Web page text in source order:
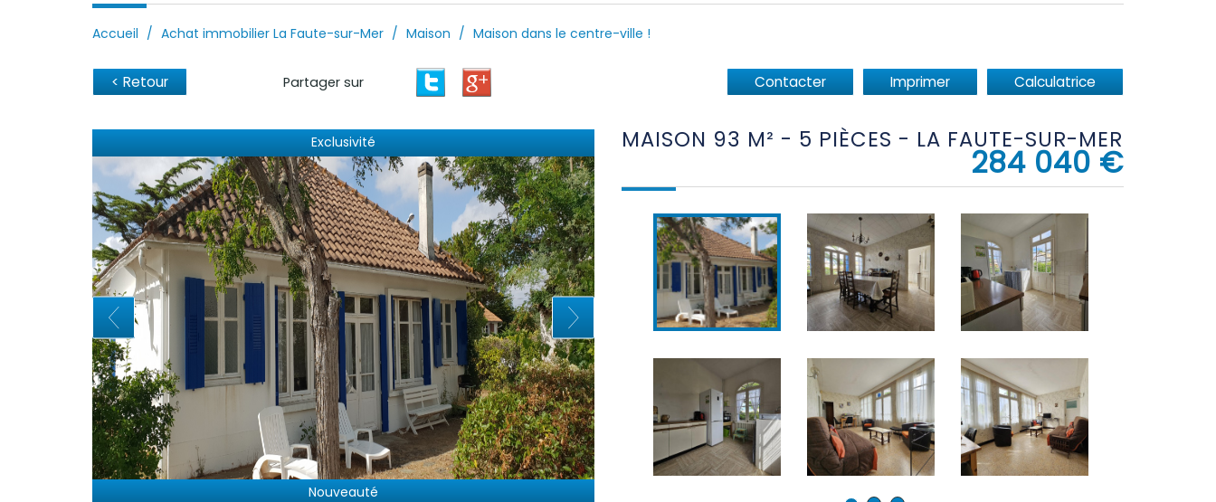
Accueil Achat immobilier La Faute-sur-Mer Maison Maison dans le centre-ville !
< Retour Partager sur Contacter Imprimer Calculatrice
Exclusivité
Nouveauté
MAISON 93 M² - 5 PIÈCES - LA FAUTE-SUR-MER
284 040 €